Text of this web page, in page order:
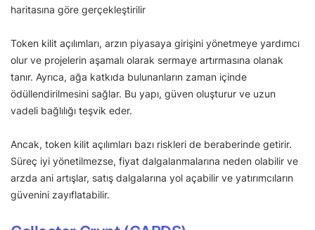
haritasına göre gerçekleştirilir
Token kilit açılımları, arzın piyasaya girişini yönetmeye yardımcı
olur ve projelerin aşamalı olarak sermaye artırmasına olanak
tanır. Ayrıca, ağa katkıda bulunanların zaman içinde
ödüllendirilmesini sağlar. Bu yapı, güven oluşturur ve uzun
vadeli bağlılığı teşvik eder.
Ancak, token kilit açılımları bazı riskleri de beraberinde getirir.
Süreç iyi yönetilmezse, fiyat dalgalanmalarına neden olabilir ve
arzda ani artışlar, satış dalgalarına yol açabilir ve yatırımcıların
güvenini zayıflatabilir.